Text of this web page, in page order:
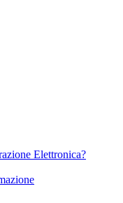
Elettronica?